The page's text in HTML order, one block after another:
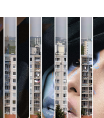
Pro děti
edu
Vše o ČT